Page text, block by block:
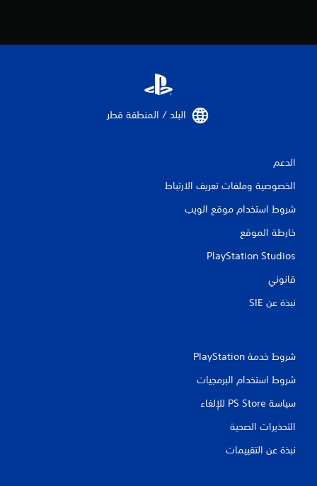
البلد / المنطقة قطر‏
الدعم
الخصوصية وملفات تعريف الارتباط
شروط استخدام موقع الويب
خارطة الموقع
PlayStation Studios
قانوني
نبذة عن SIE‏
شروط خدمة PlayStation‏
شروط استخدام البرمجيات
سياسة PS Store للإلغاء
التحذيرات الصحية
نبذة عن التقييمات